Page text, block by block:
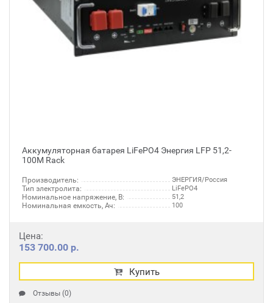
Аккумуляторная батарея LiFePO4 Энергия LFP 51,2-
100M Rack
Производитель: ЭНЕРГИЯ/Россия
Тип электролита: LiFePO4
Номинальное напряжение, В: 51,2
Номинальная емкость, Ач: 100
Цена:
153 700.00 р.
Купить
Отзывы (0)